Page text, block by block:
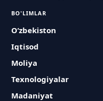
BO'LIMLAR
O‘zbekiston
Iqtisod
Moliya
Texnologiyalar
Madaniyat